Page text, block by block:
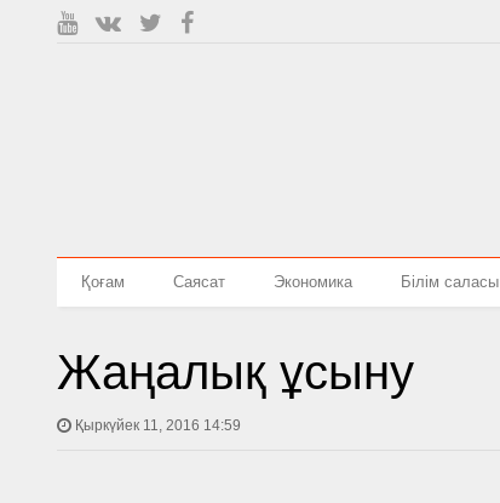
Қоғам Саясат Экономика Білім саласы
Жаңалық ұсыну
Қыркүйек 11, 2016 14:59